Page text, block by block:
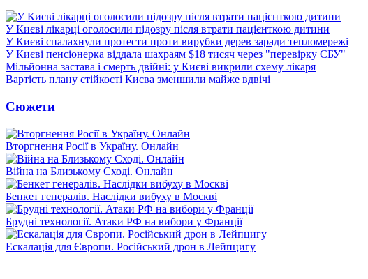
У Києві лікарці оголосили підозру після втрати пацієнткою дитини
У Києві спалахнули протести проти вирубки дерев заради тепломережі
У Києві пенсіонерка віддала шахраям $18 тисяч через "перевірку СБУ"
Мільйонна застава і смерть двійні: у Києві викрили схему лікаря
Вартість плану стійкості Києва зменшили майже вдвічі
Сюжети
Вторгнення Росії в Україну. Онлайн
Війна на Близькому Сході. Онлайн
Бенкет генералів. Наслідки вибуху в Москві
Брудні технології. Атаки РФ на вибори у Франції
Ескалація для Європи. Російський дрон в Лейпцигу